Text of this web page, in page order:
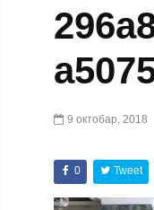
9 октобар, 2018
0 Tweet